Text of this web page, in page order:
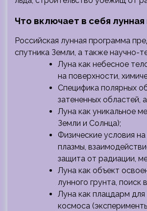
Что включает в себя
Российская лунная программа
спутника Земли, а также научно-
Луна как небесное
на поверхности,
Специфика полярных
затененных областей,
Луна как уникальное
Земли и Солнца);
Физические условия
плазмы,
защита от радиации,
Луна как объект
лунного грунта,
Луна как плацдарм
космоса